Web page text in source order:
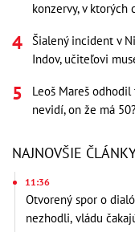
konzervy, v ktorých
Šialený incident v
Indov, učiteľovi
Leoš Mareš
nevidí, on že má
NAJNOVŠIE
11:36
Otvorený spor o
nezhodli, vládu